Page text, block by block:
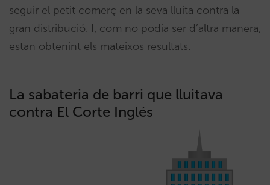
seguir el petit comerç en la seva lluita contra la
gran distribució. I, com no podia ser d’altra manera,
estan obtenint els mateixos resultats.
La sabateria de barri que lluitava
contra El Corte Inglés